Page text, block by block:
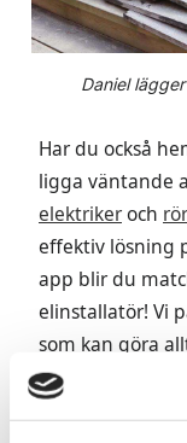
Daniel
Har du också
ligga väntande
elektrikeroch
effektiv lösning
app blir du
elinstallatör! Vi
som kan göra
att
.